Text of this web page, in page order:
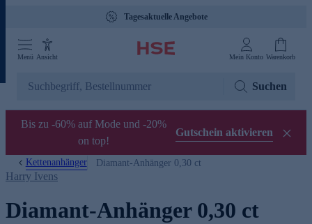
Tagesaktuelle Angebote
Menü Ansicht Mein Konto Warenkorb
Suchen
Bis zu -60% auf Mode und -20%
on top!
Gutschein aktivieren
Kettenanhänger Diamant-Anhänger 0,30 ct
Harry Ivens
Diamant-Anhänger 0,30 ct